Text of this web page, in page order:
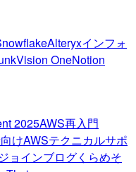
Alteryxインフォ
Vision OneNotion
2025AWS再入門
けAWSテクニカルサポ
ジョインブログくらめそ